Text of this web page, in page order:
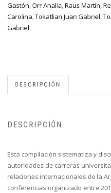
Gastón,Orr Analía,Raus Martín,
Carolina,Tokatlian Juan Gabriel,
Gabriel
DESCRIPCIÓN
DESCRIPCIÓN
Esta compilación sistematiza y
autoridades de carreras
relaciones internacionales de la
conferencias organizado entre